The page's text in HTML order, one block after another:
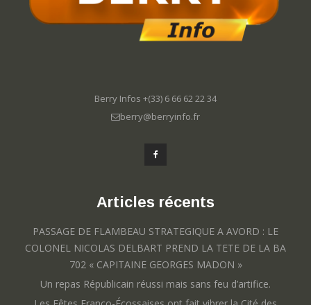
Berry Infos +(33) 6 66 62 22 34
berry@berryinfo.fr
Articles récents
PASSAGE DE FLAMBEAU STRATEGIQUE A AVORD : LE
COLONEL NICOLAS DELBART PREND LA TETE DE LA BA
702 « CAPITAINE GEORGES MADON »
Un repas Républicain réussi mais sans feu d’artifice.